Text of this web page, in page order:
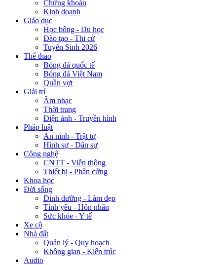
Chứng khoán
Kinh doanh
Giáo dục
Học bổng - Du học
Đào tạo - Thi cử
Tuyển Sinh 2026
Thể thao
Bóng đá quốc tế
Bóng đá Việt Nam
Quần vợt
Giải trí
Âm nhạc
Thời trang
Điện ảnh - Truyền hình
Pháp luật
An ninh - Trật tự
Hình sự - Dân sự
Công nghệ
CNTT - Viễn thông
Thiết bị - Phần cứng
Khoa học
Đời sống
Dinh dưỡng - Làm đẹp
Tình yêu - Hôn nhân
Sức khỏe - Y tế
Xe cộ
Nhà đất
Quản lý - Quy hoạch
Không gian - Kiến trúc
Audio